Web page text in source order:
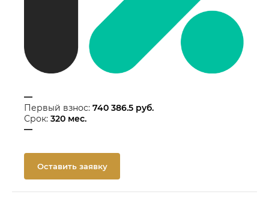
—
Первый взнос: 740 386.5 руб.
Срок: 320 мес.
—
Оставить заявку